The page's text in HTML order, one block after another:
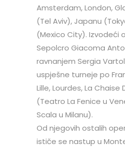
Amsterdam, London,
(Tel Aviv), Japanu
(Mexico City). Izvodeći
Sepolcro Giacoma
ravnanjem Sergia
uspješne turneje po
Lille, Lourdes, La Chaise
(Teatro La Fenice u
Scala u Milanu).
Od njegovih ostalih
ističe se nastup u